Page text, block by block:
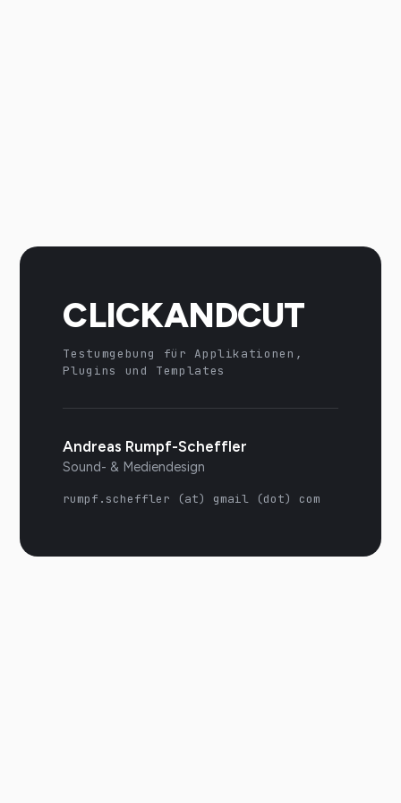
CLICKANDCUT
Testumgebung für Applikationen,
Plugins und Templates
Andreas Rumpf-Scheffler
Sound- & Mediendesign
rumpf.scheffler (at) gmail (dot) com